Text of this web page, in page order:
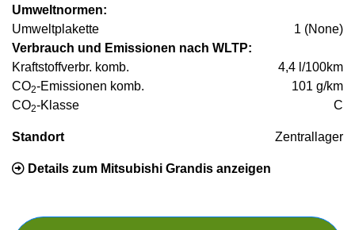
Umweltnormen:
Umweltplakette
1 (None)
Verbrauch und Emissionen nach WLTP:
Kraftstoffverbr. komb.
4,4 l/100km
CO2-Emissionen komb.
101 g/km
CO2-Klasse C
Standort Zentrallager
Details zum Mitsubishi Grandis anzeigen